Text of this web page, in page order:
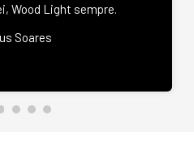
Wood Light sempre.
Soares